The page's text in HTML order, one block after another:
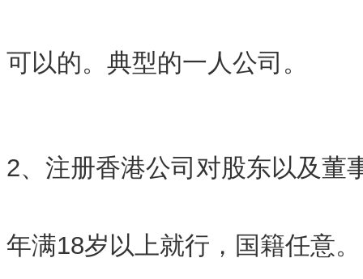
可以的。典型的一人公司。
2、注册香港公司对股东以及董
年满18岁以上就行，国籍任意。